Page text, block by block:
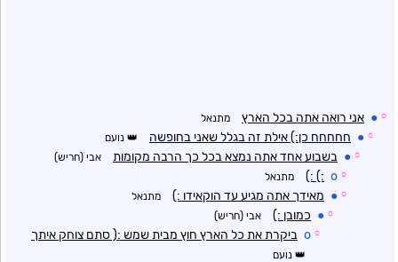
☼
● אני רואה אתה בכל הארץ מתנאל
☼
● חחחחח כן:) אילת זה בגלל שאני בחופשה נועם
☼
● בשבוע אחד אתה נמצא בכל כך הרבה מקומות אבי (חריש)
☼
o
:) :) מתנאל
☼
● מאידך אתה מגיע עד הוקאידו :) מתנאל
☼
● כמובן :) אבי (חריש)
☼
o ביקרת את כל הארץ חוץ מבית שמש :( סתם צוחק איתך
נועם